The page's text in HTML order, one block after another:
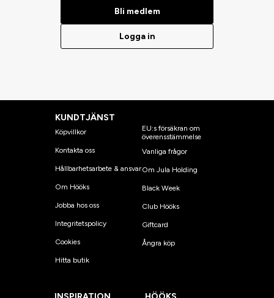
Bli medlem
Logga in
KUNDTJÄNST
Köpvillkor
Kontakta oss
Hållbarhetsarbete & ansvar
Om Hööks
Jobba hos oss
Integritetspolicy
Cookies
Hitta butik
EU:s försäkran om
överensstämmelse
Vanliga frågor
Om Jula Holding
Black Week
Club Hööks
Giftcard
Ångra köp